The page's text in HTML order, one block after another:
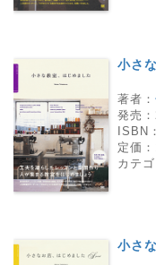
小さ
著者：
発売：
ISBN：
定価：
カテゴ
小さ